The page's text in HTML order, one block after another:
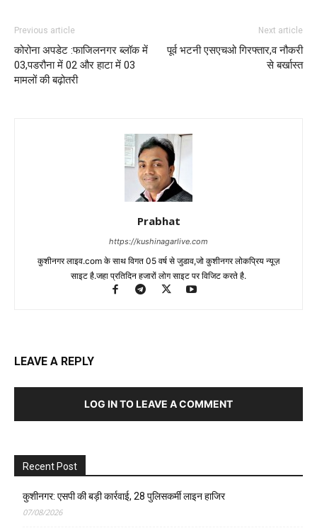
Previous article
कोरोना अपडेट :फाजिलनगर ब्लॉक में
03,पडरौना में 02 और हाटा में 03
मामलों की बढ़ोतरी
Next article
पूर्व भटनी एसएचओ गिरफ्तार,व नौकरी
से बर्खास्त
Prabhat
https://kushinagarlive.com
कुशीनगर लाइव.com के साथ विगत 05 वर्ष से जुडाव,जो कुशीनगर लोकप्रिय न्यूज़
साइट है.जहा प्रतिदिन हजारों लोग साइट पर विजिट करते है.
LEAVE A REPLY
LOG IN TO LEAVE A COMMENT
Recent Post
कुशीनगर: एसपी की बड़ी कार्रवाई, 28 पुलिसकर्मी लाइन हाजिर
07/08/2026